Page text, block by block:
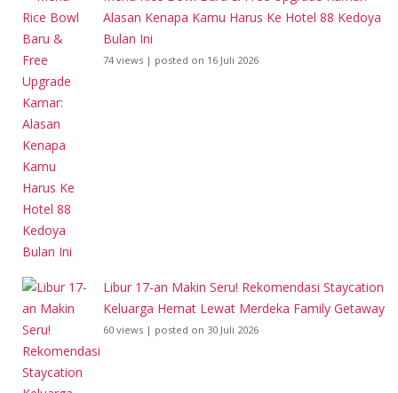
Alasan Kenapa Kamu Harus Ke Hotel 88 Kedoya
Bulan Ini
74 views | posted on 16 Juli 2026
Libur 17-an Makin Seru! Rekomendasi Staycation
Keluarga Hemat Lewat Merdeka Family Getaway
60 views | posted on 30 Juli 2026